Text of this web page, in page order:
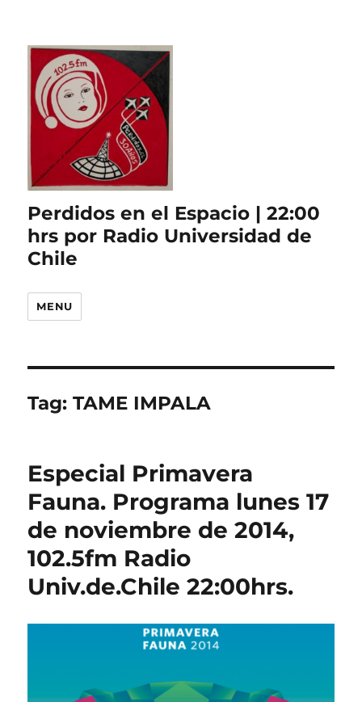
Perdidos en el Espacio | 22:00
hrs por Radio Universidad de
Chile
MENU
Tag:TAME IMPALA
Especial Primavera
Fauna. Programa lunes 17
de noviembre de 2014,
102.5fm Radio
Univ.de.Chile 22:00hrs.